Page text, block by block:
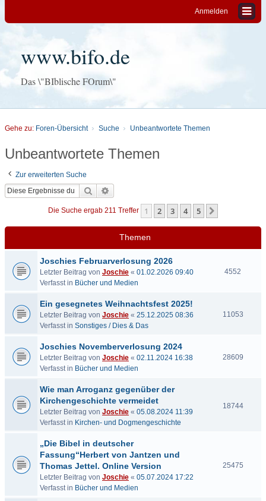
Anmelden
www.bifo.de
Das \"BIblische FOrum\"
Gehe zu: Foren-Übersicht Suche Unbeantwortete Themen
Unbeantwortete Themen
Zur erweiterten Suche
Suche
Die Suche ergab 211 Treffer 1 2 3 4 5
Themen
Joschies Februarverlosung 2026
Letzter Beitrag von Joschie « 01.02.2026 09:40
Verfasst in Bücher und Medien
4552
Ein gesegnetes Weihnachtsfest 2025!
Letzter Beitrag von Joschie « 25.12.2025 08:36
Verfasst in Sonstiges / Dies & Das
11053
Joschies Novemberverlosung 2024
Letzter Beitrag von Joschie « 02.11.2024 16:38
Verfasst in Bücher und Medien
28609
Wie man Arroganz gegenüber der
Kirchengeschichte vermeidet
Letzter Beitrag von Joschie « 05.08.2024 11:39
Verfasst in Kirchen- und Dogmengeschichte
18744
„Die Bibel in deutscher
Fassung“Herbert von Jantzen und
Thomas Jettel. Online Version
Letzter Beitrag von Joschie « 05.07.2024 17:22
Verfasst in Bücher und Medien
25475